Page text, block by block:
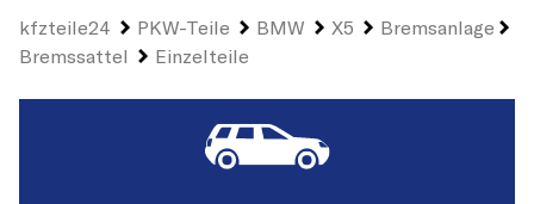
kfzteile24 PKW-Teile BMW X5
Bremsanlage
Bremssattel
Einzelteile